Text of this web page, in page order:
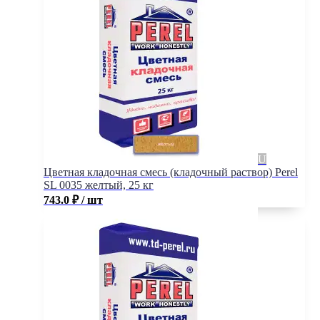
Цветная кладочная смесь (кладочный раствор) Perel
SL 0035 желтый, 25 кг
743.0 ₽ / шт